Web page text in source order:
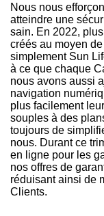
Nous nous
atteindre une
sain. En 2022,
créés au moyen
simplement Sun
à ce que chaque
nous avons aussi
navigation
plus facilement
souples à des
toujours de
nous. Durant ce
en ligne pour les
nos offres de
réduisant ainsi de
Clients.